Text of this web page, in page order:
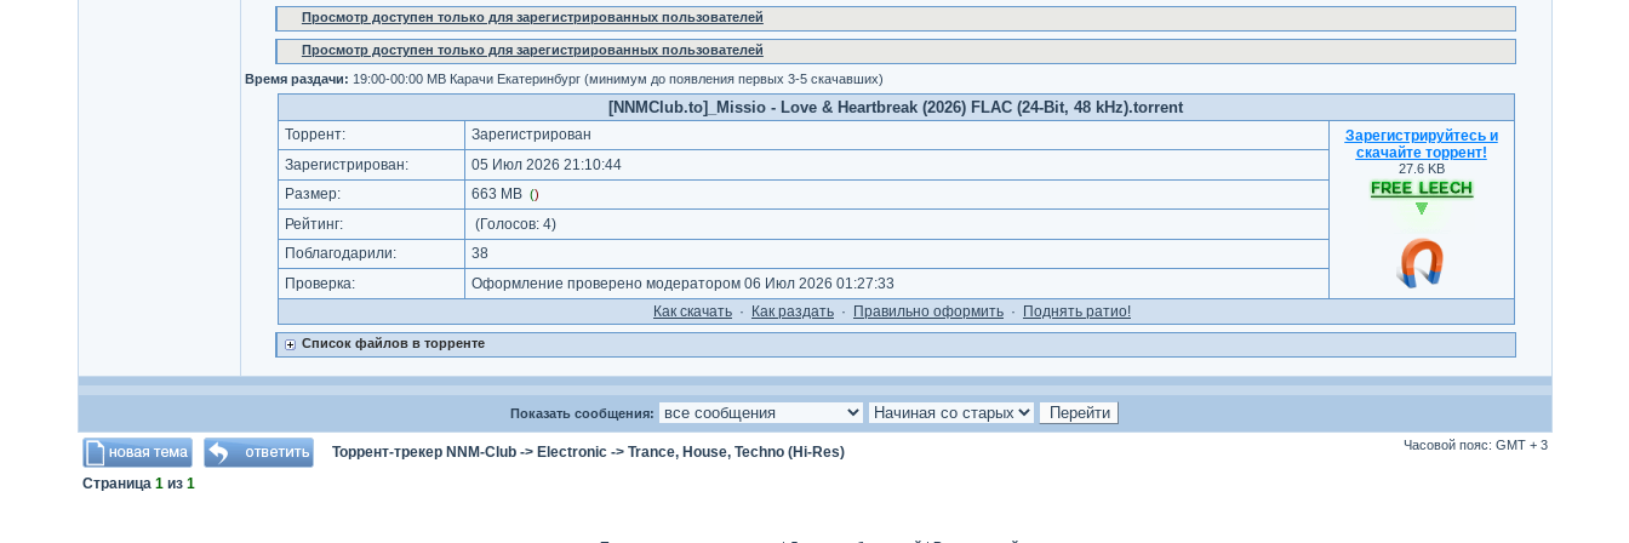
Просмотр доступен только для зарегистрированных пользователей
Просмотр доступен только для зарегистрированных пользователей
Время раздачи: 19:00-00:00 МВ Карачи Екатеринбург (минимум до появления первых 3-5 скачавших)
[NNMClub.to]_Missio - Love & Heartbreak (2026) FLAC (24-Bit, 48 kHz).torrent
Торрент: Зарегистрирован
Зарегистрируйтесь и
скачайте торрент!
27.6 KB
Зарегистрирован:
05 Июл 2026 21:10:44
Размер:
663 MB ()
Рейтинг: (Голосов: 4)
Поблагодарили:
38
Проверка:
Оформление проверено модератором 06 Июл 2026 01:27:33
Как cкачать · Как раздать · Правильно оформить · Поднять ратио!
Список файлов в торренте
Показать сообщения:
Торрент-трекер NNM-Club-> Electronic-> Trance, House, Techno (Hi-Res) Часовой пояс: GMT + 3
Страница 1из 1